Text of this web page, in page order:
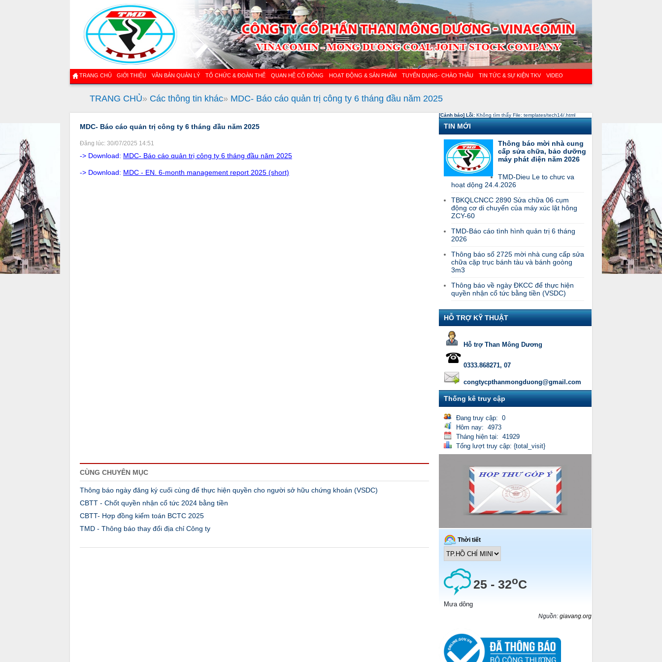
TRANG CHỦ GIỚI THIỆU VĂN BẢN QUẢN LÝ TỔ CHỨC & ĐOÀN THỂ QUAN HỆ CỔ ĐÔNG HOẠT ĐỘNG & SẢN PHẨM TUYỂN DỤNG- CHÀO THẦU TIN TỨC & SỰ KIỆN TKV VIDEO
TRANG CHỦ» Các thông tin khác» MDC- Báo cáo quản trị công ty 6 tháng đầu năm 2025
MDC- Báo cáo quản trị công ty 6 tháng đầu năm 2025
Đăng lúc: 30/07/2025 14:51
-> Download: MDC- Báo cáo quản trị công ty 6 tháng đầu năm 2025
-> Download: MDC - EN. 6-month management report 2025 (short)
CÙNG CHUYÊN MỤC
Thông báo ngày đăng ký cuối cùng để thực hiện quyền cho người sở hữu chứng khoán (VSDC)
CBTT - Chốt quyền nhận cổ tức 2024 bằng tiền
CBTT- Hợp đồng kiểm toán BCTC 2025
TMD - Thông báo thay đổi địa chỉ Công ty
[Cảnh báo] Lỗi: Không tìm thấy File: templates/tech14/.html
TIN MỚI
Thông báo mời nhà cung
cấp sửa chữa, bảo dưỡng
máy phát điện năm 2026
TMD-Dieu Le to chưc va
hoạt dộng 24.4.2026
TBKQLCNCC 2890 Sửa chữa 06 cụm
động cơ di chuyển của máy xúc lật hông
ZCY-60
TMD-Báo cáo tình hình quản trị 6 tháng
2026
Thông báo số 2725 mời nhà cung cấp sửa
chữa cặp trục bánh tàu và bánh goòng
3m3
Thông báo về ngày ĐKCC để thực hiện
quyền nhận cổ tức bằng tiền (VSDC)
HỖ TRỢ KỸ THUẬT
Hỗ trợ Than Mông Dương
0333.868271, 07
congtycpthanmongduong@gmail.com
Thống kê truy cập
Đang truy cập: 0
Hôm nay: 4973
Tháng hiện tại: 41929
Tổng lượt truy cập: {total_visit}